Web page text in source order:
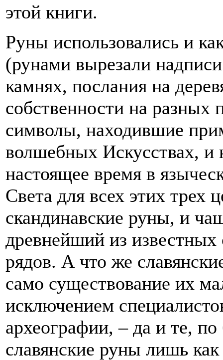
этой книги.
Руны использовались и
(рунами вырезали
камнях, послания на
собственности на разных
символы, находившие
волшебных Искусствах, и
настоящее время в
Света для всех этих трех
скандинавские руны, и
древнейший из известных
рядов. А что же
само существование их
исключением
археографии, – да и те,
славянские руны лишь